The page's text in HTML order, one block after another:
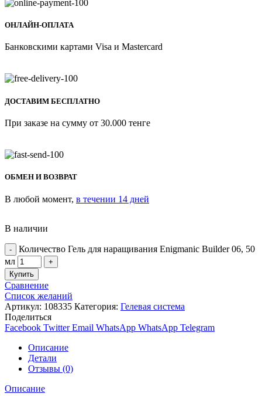
ОНЛАЙН-ОПЛАТА
Банковскими картами Visa и Mastercard
ДОСТАВИМ БЕСПЛАТНО
При заказе на сумму от 30.000 тенге
ОБМЕН И ВОЗВРАТ
В любой момент, в течении 14 дней
В наличии
Количество Гель для наращивания Enigmanic Builder 06, 50
мл
Купить
Сравнение
Список желаний
Артикул: 108335 Категория: Гелевая система
Поделиться
Facebook Twitter Email WhatsApp WhatsApp Telegram
Описание
Детали
Отзывы (0)
Описание